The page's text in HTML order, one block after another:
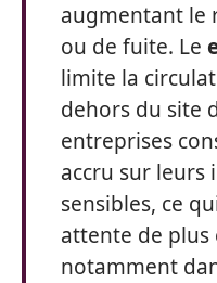
augmentant le
ou de fuite. Le
limite la
dehors du site
entreprises
accru sur
sensibles, ce
attente de
notamment